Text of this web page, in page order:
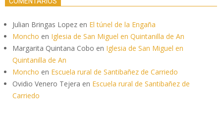
Julian Bringas Lopez en El túnel de la Engaña
Moncho en Iglesia de San Miguel en Quintanilla de An
Margarita Quintana Cobo en Iglesia de San Miguel en
Quintanilla de An
Moncho en Escuela rural de Santibañez de Carriedo
Ovidio Venero Tejera en Escuela rural de Santibañez de
Carriedo